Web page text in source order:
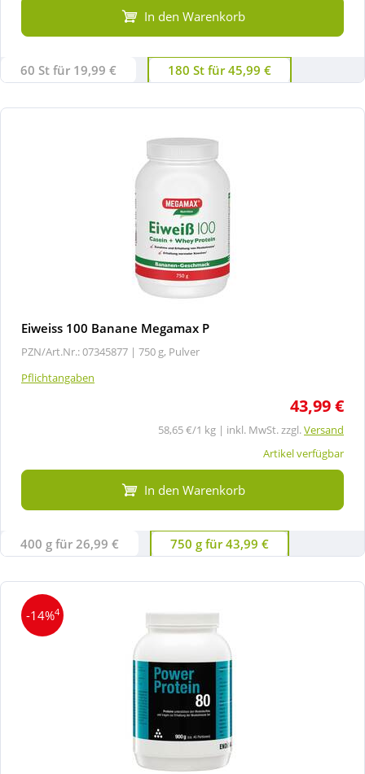
In den Warenkorb
60 St für 19,99 € 180 St für 45,99 €
Eiweiss 100 Banane Megamax P
PZN/Art.Nr.: 07345877 | 750 g, Pulver
Pflichtangaben
43,99 €
58,65 €/1 kg | inkl. MwSt. zzgl.Versand
Artikel verfügbar
In den Warenkorb
400 g für 26,99 € 750 g für 43,99 €
-14%4